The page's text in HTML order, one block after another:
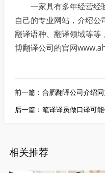
一家具有多年经营经
自己的专业网站，介绍公
翻译语种、翻译领域等等
博翻译公司的官网
前一篇：合肥翻译公司介绍
后一篇：笔译译员做口译可
相关推荐